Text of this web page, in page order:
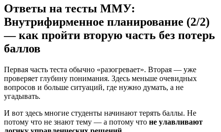
Ответы на тесты ММУ:
Внутрифирменное планирование (2/2)
— как пройти вторую часть без потерь
баллов
Первая часть теста обычно «разогревает». Вторая — уже
проверяет глубину понимания. Здесь меньше очевидных
вопросов и больше ситуаций, где нужно думать, а не
угадывать.
И вот здесь многие студенты начинают терять баллы. Не
потому что не знают тему — а потому что не улавливают